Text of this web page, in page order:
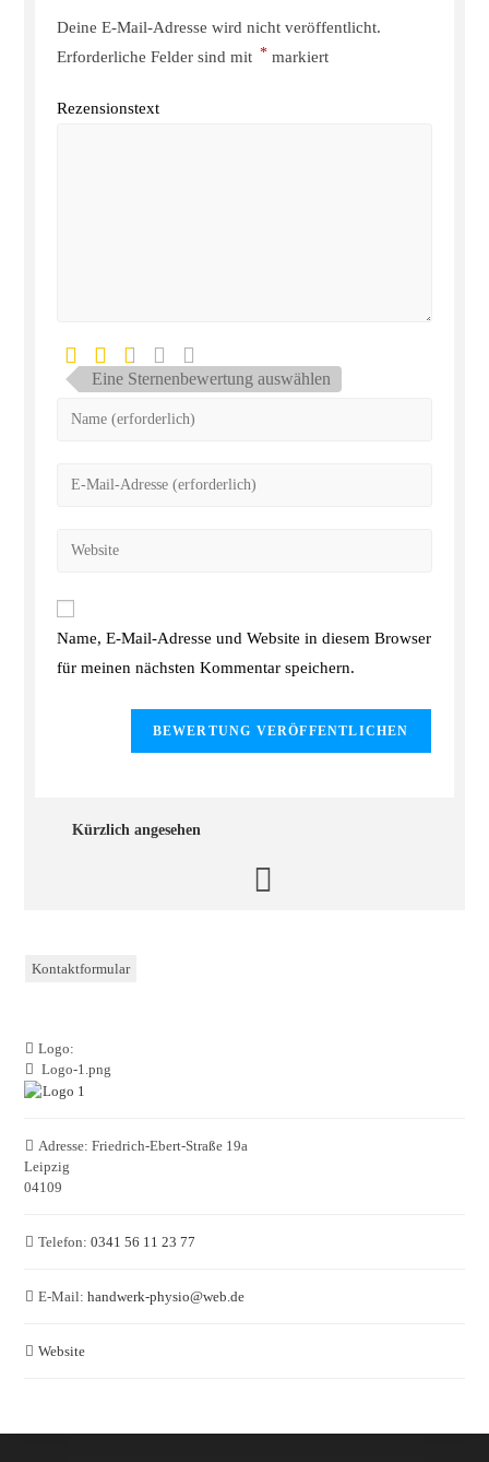
Deine E-Mail-Adresse wird nicht veröffentlicht.
Erforderliche Felder sind mit * markiert
Rezensionstext
Eine Sternenbewertung auswählen
Name, E-Mail-Adresse und Website in diesem Browser
für meinen nächsten Kommentar speichern.
Kürzlich angesehen
Kontaktformular
Logo:
Logo-1.png
Adresse: Friedrich-Ebert-Straße 19a
Leipzig
04109
Telefon: 0341 56 11 23 77
E-Mail: handwerk-physio@web.de
Website